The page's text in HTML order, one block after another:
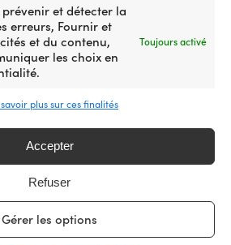
et détecter la
erreurs, Fournir et
et du contenu,
les choix en
Toujours activé
savoir plus sur ces finalités
Accepter
Refuser
Gérer les options
femme
Le
prix
actuel
est :
produit
a
plusieurs
variations.
peuvent
choisies
sur
la
page
Nimbus Cloud, femme
Px cons.41,30€
prix
30,71
prix
1 2
suédoise d’accessoires bateau
France
bateau de 500 marques